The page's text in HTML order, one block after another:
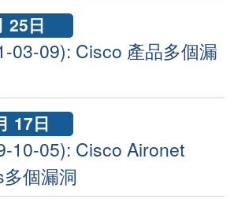
25日
03-09): Cisco 產品多個漏
17日
10-05): Cisco Aironet
個漏洞